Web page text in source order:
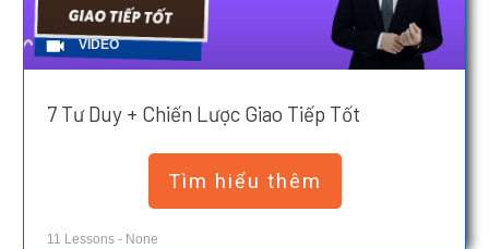
VIDEO
7 Tư Duy + Chiến Lược Giao Tiếp Tốt
Tìm hiểu thêm
11 Lessons - None